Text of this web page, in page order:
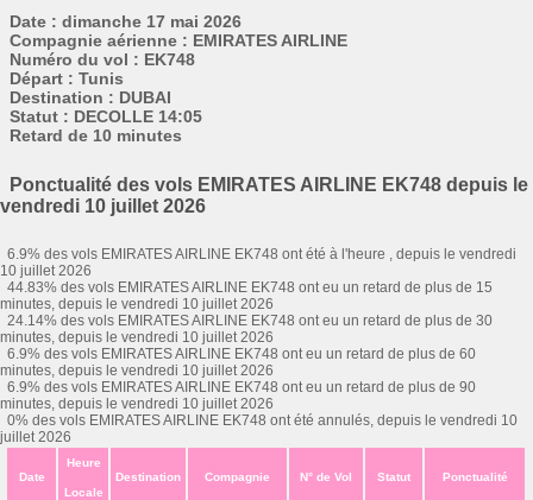
Date : dimanche 17 mai 2026
Compagnie aérienne : EMIRATES AIRLINE
Numéro du vol : EK748
Départ : Tunis
Destination : DUBAI
Statut : DECOLLE 14:05
Retard de 10 minutes
Ponctualité des vols EMIRATES AIRLINE EK748 depuis le
vendredi 10 juillet 2026
6.9% des vols EMIRATES AIRLINE EK748 ont été à l'heure , depuis le vendredi
10 juillet 2026
44.83% des vols EMIRATES AIRLINE EK748 ont eu un retard de plus de 15
minutes, depuis le vendredi 10 juillet 2026
24.14% des vols EMIRATES AIRLINE EK748 ont eu un retard de plus de 30
minutes, depuis le vendredi 10 juillet 2026
6.9% des vols EMIRATES AIRLINE EK748 ont eu un retard de plus de 60
minutes, depuis le vendredi 10 juillet 2026
6.9% des vols EMIRATES AIRLINE EK748 ont eu un retard de plus de 90
minutes, depuis le vendredi 10 juillet 2026
0% des vols EMIRATES AIRLINE EK748 ont été annulés, depuis le vendredi 10
juillet 2026
Date
Heure
Locale
Destination Compagnie N° de Vol Statut Ponctualité